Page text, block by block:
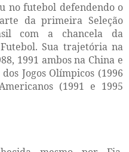
no futebol defendendo o
da primeira Seleção
com a chancela da
Sua trajetória na
1991 ambos na China e
Jogos Olímpicos (1996
(1991 e 1995